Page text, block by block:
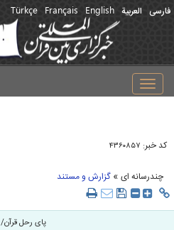
فارسی العربیة English
Français
Türkçe
Toggle
navigation
کد خبر: ۴۳۶۰۸۵۷
چندرسانه ای »گزارش و مستند
پای رحل قرآن/ ۱۳۶۱